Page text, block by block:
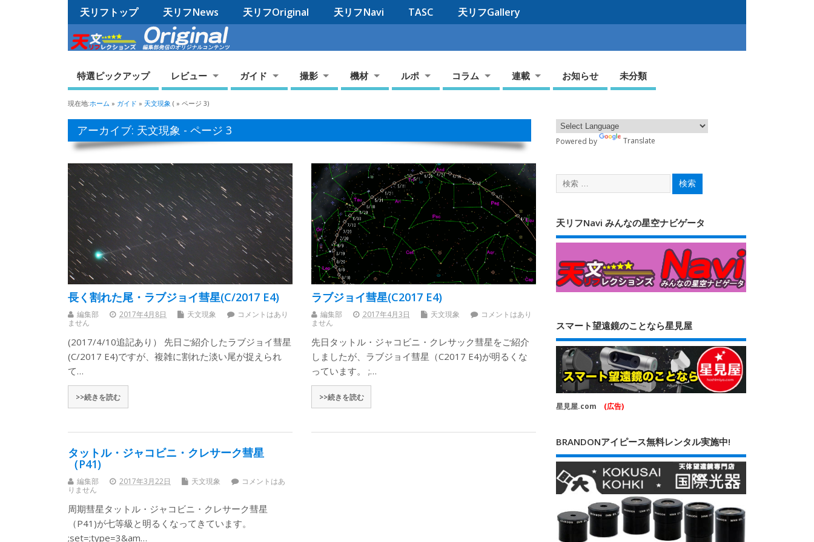
天リフトップ 天リフNews 天リフOriginal 天リフNavi TASC 天リフGallery
特選ピックアップ レビュー ガイド 撮影 機材 ルポ コラム 連載 お知らせ 未分類
現在地:ホーム » ガイド » 天文現象 ( » ページ 3)
アーカイブ: 天文現象 - ページ 3
長く割れた尾・ラブジョイ彗星(C/2017 E4)
編集部 2017年4月8日 天文現象
コメントはあり
ません
(2017/4/10追記あり） 先日ご紹介したラブジョイ彗星
(C/2017 E4)ですが、複雑に割れた淡い尾が捉えられ
て…
>>続きを読む
ラブジョイ彗星(C2017 E4)
編集部 2017年4月3日 天文現象
コメントはあり
ません
先日タットル・ジャコビニ・クレサック彗星をご紹介
しましたが、ラブジョイ彗星（C2017 E4)が明るくな
っています。 ;…
>>続きを読む
タットル・ジャコビニ・クレサーク彗星
（P41)
編集部 2017年3月22日 天文現象
コメントはあ
りません
周期彗星タットル・ジャコビニ・クレサーク彗星
（P41)が七等級と明るくなってきています。
;set=;type=3&am…
Powered by Translate
天リフNavi みんなの星空ナビゲータ
スマート望遠鏡のことなら星見屋
星見屋.com (広告)
BRANDONアイピース無料レンタル実施中!